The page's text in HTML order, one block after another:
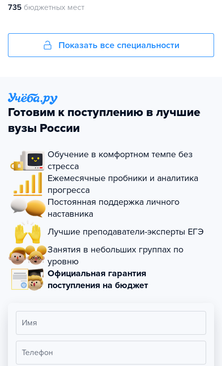
735 бюджетных мест
Показать все специальности
Готовим к поступлению в лучшие
вузы России
Обучение в комфортном темпе без
стресса
Ежемесячные пробники и аналитика
прогресса
Постоянная поддержка личного
наставника
Лучшие преподаватели-эксперты ЕГЭ
Занятия в небольших группах по
уровню
Официальная гарантия
поступления на бюджет
Имя
Телефон